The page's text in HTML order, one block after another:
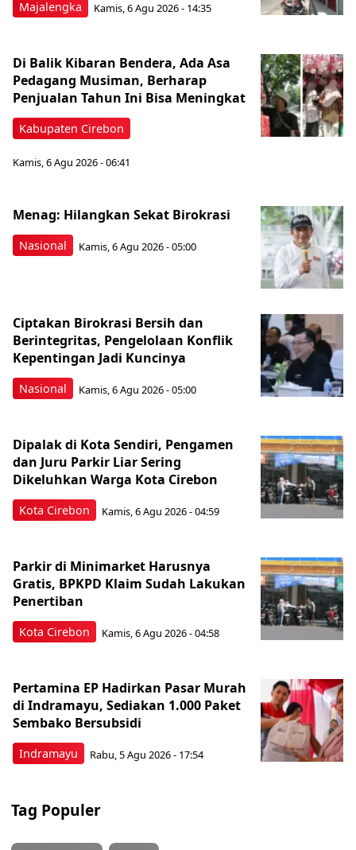
Majalengka Kamis, 6 Agu 2026 - 14:35
Kabupaten Cirebon
Di Balik Kibaran Bendera, Ada Asa
Pedagang Musiman, Berharap
Penjualan Tahun Ini Bisa Meningkat
Kamis, 6 Agu 2026 - 06:41
Nasional
Menag: Hilangkan Sekat Birokrasi
Kamis, 6 Agu 2026 - 05:00
Nasional
Ciptakan Birokrasi Bersih dan
Berintegritas, Pengelolaan Konflik
Kepentingan Jadi Kuncinya
Kamis, 6 Agu 2026 - 05:00
Kota Cirebon
Dipalak di Kota Sendiri, Pengamen
dan Juru Parkir Liar Sering
Dikeluhkan Warga Kota Cirebon
Kamis, 6 Agu 2026 - 04:59
Kota Cirebon
Parkir di Minimarket Harusnya
Gratis, BPKPD Klaim Sudah Lakukan
Penertiban
Kamis, 6 Agu 2026 - 04:58
Indramayu
Pertamina EP Hadirkan Pasar Murah
di Indramayu, Sediakan 1.000 Paket
Sembako Bersubsidi
Rabu, 5 Agu 2026 - 17:54
Tag Populer